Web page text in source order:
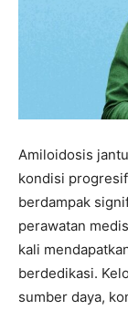
Amiloidosis
kondisi
berdampak
perawatan
kali
berdedikasi.
sumber daya,